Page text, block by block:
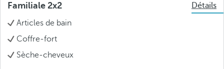
Familiale 2x2
Détails
Articles de bain
Coffre-fort
Sèche-cheveux